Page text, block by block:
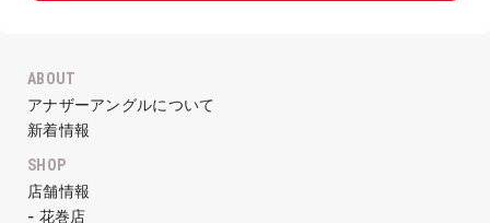
ABOUT
アナザーアングルについて
新着情報
SHOP
店舗情報
- 花巻店